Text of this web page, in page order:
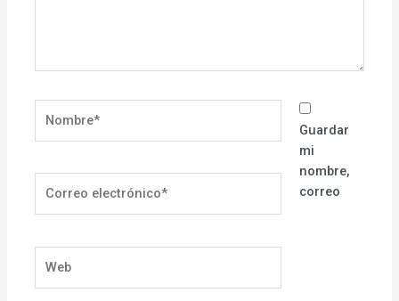
electrónico*
Guardar
mi
nombre,
correo